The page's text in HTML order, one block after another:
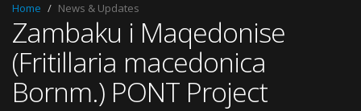
Home News & Updates
Zambaku i Maqedonise
(Fritillaria macedonica
Bornm.) PONT Project